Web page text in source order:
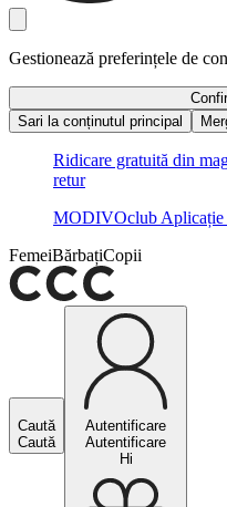
Gestionează preferințele de
Sari la conținutul principal
Ridicare gratuită din
retur
MODIVOclub Aplicație
FemeiBărbațiCopii
Caută
Caută
Autentificare
Autentificare
Hi